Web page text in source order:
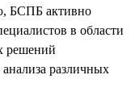
БСПБ активно
в области
решений
различных